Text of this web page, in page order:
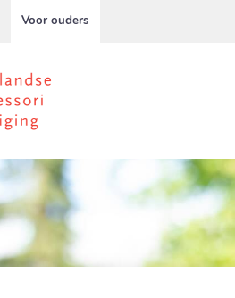
Voor ouders(current)